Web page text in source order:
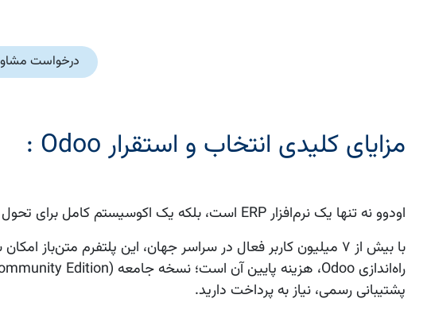
درخواست
مزایای کلیدی انتخاب و استقرار Odoo :
اودوو نه تنها یک نرم‌افزار ERP است، بلکه یک اکوسیستم کامل برای تحول دیجیتال کسب‌وکارها به شمار می‌رود.
با بیش از ۷ میلیون کاربر فعال در سراسر جهان، این پلتفرم متن‌باز امکان سفارشی سازی گسترده را فراهم می‌کند. یکی از بزرگ‌ترین مزایای
راه‌اندازی Odoo
پشتیبانی رسمی، نیاز به پرداخت دارید.